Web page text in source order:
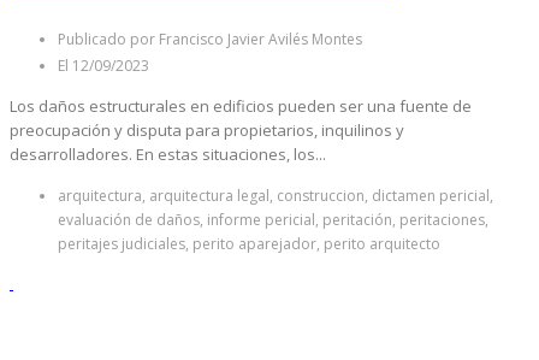
Publicado por Francisco Javier Avilés Montes
El 12/09/2023
Los daños estructurales en edificios pueden ser una fuente de
preocupación y disputa para propietarios, inquilinos y
desarrolladores. En estas situaciones, los...
arquitectura, arquitectura legal, construccion, dictamen pericial,
evaluación de daños, informe pericial, peritación, peritaciones,
peritajes judiciales, perito aparejador, perito arquitecto